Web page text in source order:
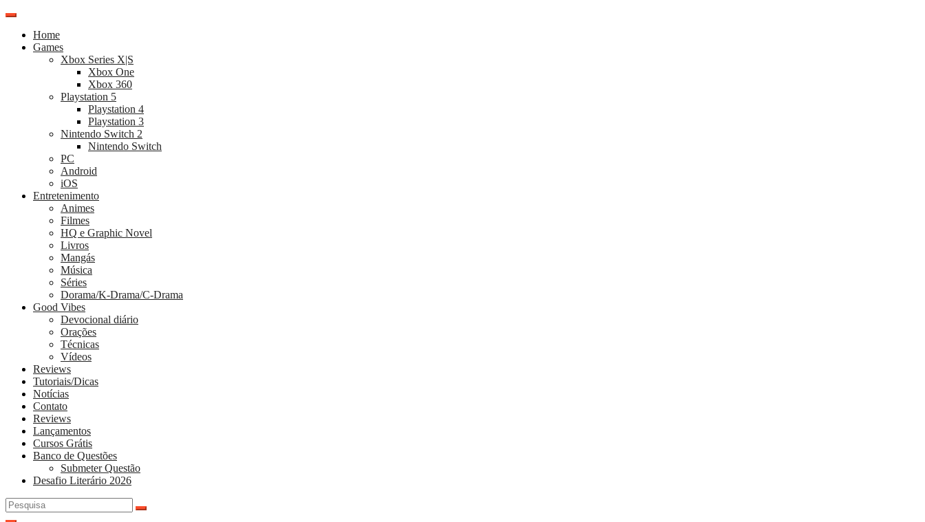
Pular
conteúdo
Home
Games
Xbox Series X|S
Xbox One
Xbox 360
Playstation 5
Playstation 4
Playstation 3
Nintendo Switch 2
Nintendo Switch
PC
Android
iOS
Entretenimento
Animes
Filmes
HQ e Graphic Novel
Livros
Mangás
Música
Séries
Dorama/K-Drama/C-Drama
Good Vibes
Devocional diário
Orações
Técnicas
Vídeos
Reviews
Tutoriais/Dicas
Notícias
Contato
Reviews
Lançamentos
Cursos Grátis
Banco de Questões
Submeter Questão
Desafio Literário 2026
Pesquisar
por: